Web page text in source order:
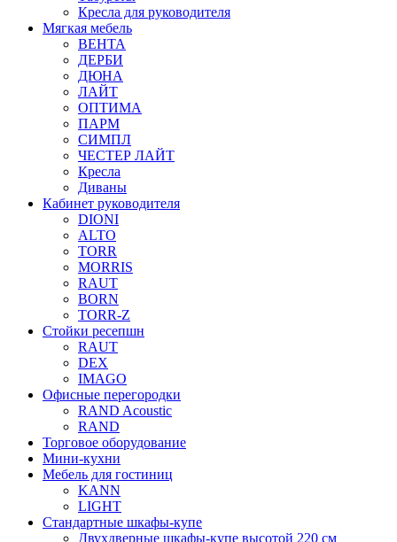
Кресла для руководителя
Мягкая мебель
ВЕНТА
ДЕРБИ
ДЮНА
ЛАЙТ
ОПТИМА
ПАРМ
СИМПЛ
ЧЕСТЕР ЛАЙТ
Кресла
Диваны
Кабинет руководителя
DIONI
ALTO
TORR
MORRIS
RAUT
BORN
TORR-Z
Стойки ресепшн
RAUT
DEX
IMAGO
Офисные перегородки
RAND Acoustic
RAND
Торговое оборудование
Мини-кухни
Мебель для гостиниц
KANN
LIGHT
Стандартные шкафы-купе
Двухдверные шкафы-купе высотой 220 см